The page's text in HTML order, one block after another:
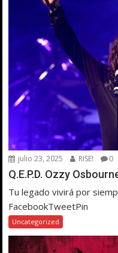
julio 23, 2025 RISE! 0
Q.E.P.D. Ozzy
Tu legado vivirá por
FacebookTweetPin
Uncategorized